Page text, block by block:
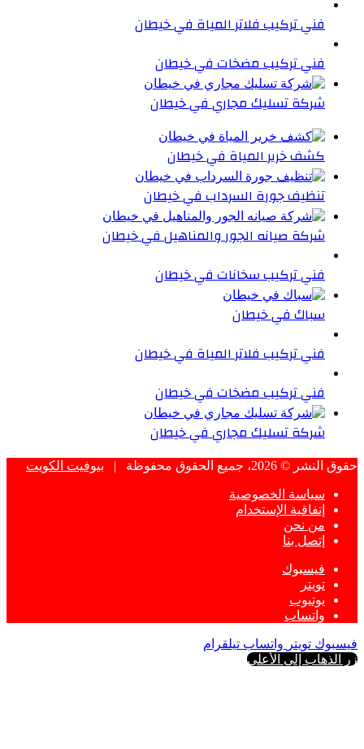
فني تركيب فلاتر المياة في خيطان
فني تركيب مضخات في خيطان
شركة تسليك مجاري في خيطان
كشف خرير المياة في خيطان
تنظيف جورة السرداب في خيطان
شركة صيانه الجور والمناهيل في خيطان
فني تركيب سخانات في خيطان
سباك في خيطان
فني تركيب فلاتر المياة في خيطان
فني تركيب مضخات في خيطان
شركة تسليك مجاري في خيطان
حقوق النشر © 2026، جميع الحقوق محفوظة | بيوفيت الكويت
سياسة الخصوصية
إتفاقية الإستخدام
من نحن
إتصل بنا
فيسبوك
تويتر
يوتيوب
واتساب
فيسبوك تويتر واتساب تيلقرام
زر الذهاب إلى الأعلى